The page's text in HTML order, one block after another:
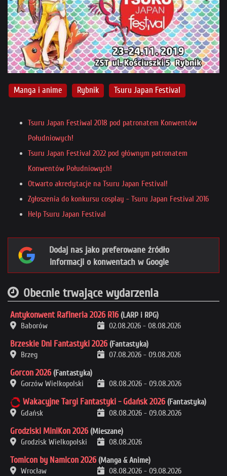
Manga i anime Rybnik Tsuru Japan Festival
Tsuru Japan Festiwal 2018 pod patronatem Konwentów
Południowych!
Tsuru Japan Festival 2022 pod głównym patronatem
Konwentów Południowych!
Otwarto akredytacje na Tsuru Japan Festival!
Zgłoszenia do konkursu cosplay - Tsuru Japan Festival 2016
Help Tsuru Japan Festival
Dodaj nas jako preferowane źródło
informacji o konwentach w Google
Obecnie trwające wydarzenia
Antykonwent Rafineria 2026 R16 (LARP i RPG)
Baborów
02.08.2026 - 08.08.2026
Brzeskie Dni Fantastyki 2026 (Fantastyka)
Brzeg
07.08.2026 - 09.08.2026
Gorcon 2026 (Fantastyka)
Gorzów Wielkopolski
08.08.2026 - 09.08.2026
Wakacyjne Targi Fantastyki - Gdańsk 2026 (Fantastyka)
Gdańsk
08.08.2026 - 09.08.2026
Grodziski MiniKon 2026 (Mieszane)
Grodzisk Wielkopolski
08.08.2026
Tomicon by Namicon 2026 (Manga & Anime)
Wrocław
08.08.2026 - 09.08.2026